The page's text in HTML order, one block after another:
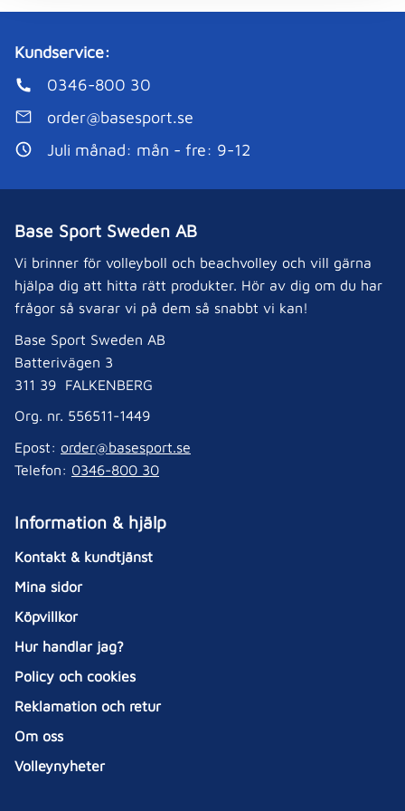
Kundservice:
0346-800 30
order@basesport.se
Juli månad: mån - fre: 9-12
Base Sport Sweden AB
Vi brinner för volleyboll och beachvolley och vill gärna
hjälpa dig att hitta rätt produkter. Hör av dig om du har
frågor så svarar vi på dem så snabbt vi kan!
Base Sport Sweden AB
Batterivägen 3
311 39 FALKENBERG
Org. nr. 556511-1449
Epost: order@basesport.se
Telefon: 0346-800 30
Information & hjälp
Kontakt & kundtjänst
Mina sidor
Köpvillkor
Hur handlar jag?
Policy och cookies
Reklamation och retur
Om oss
Volleynyheter